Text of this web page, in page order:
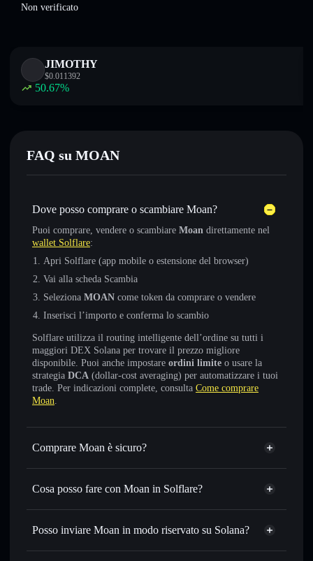
Non verificato
JIMOTHY
$0.011392
50.67%
FAQ su MOAN
Dove posso comprare o scambiare Moan?
Puoi comprare, vendere o scambiare Moan direttamente nel
wallet Solflare:
Apri Solflare (app mobile o estensione del browser)
Vai alla scheda Scambia
Seleziona MOAN come token da comprare o vendere
Inserisci l’importo e conferma lo scambio
Solflare utilizza il routing intelligente dell’ordine su tutti i
maggiori DEX Solana per trovare il prezzo migliore
disponibile. Puoi anche impostare ordini limite o usare la
strategia DCA (dollar-cost averaging) per automatizzare i tuoi
trade. Per indicazioni complete, consulta Come comprare
Moan.
Comprare Moan è sicuro?
Moan non è verificato
Cosa posso fare con Moan in Solflare?
Moan
wallet Solflare
Scambiare istantaneamente — scambia MOAN in SOL,
con il routing intelligente dell’ordine
Posso inviare Moan in modo riservato su Solana?
Aggregatore di privacy